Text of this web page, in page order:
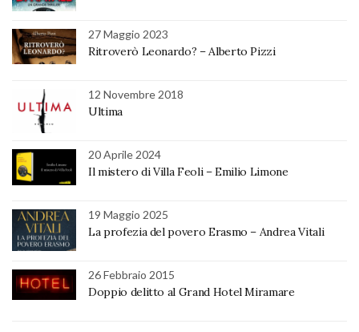
27 Maggio 2023
Ritroverò Leonardo? – Alberto Pizzi
12 Novembre 2018
Ultima
20 Aprile 2024
Il mistero di Villa Feoli – Emilio Limone
19 Maggio 2025
La profezia del povero Erasmo – Andrea Vitali
26 Febbraio 2015
Doppio delitto al Grand Hotel Miramare